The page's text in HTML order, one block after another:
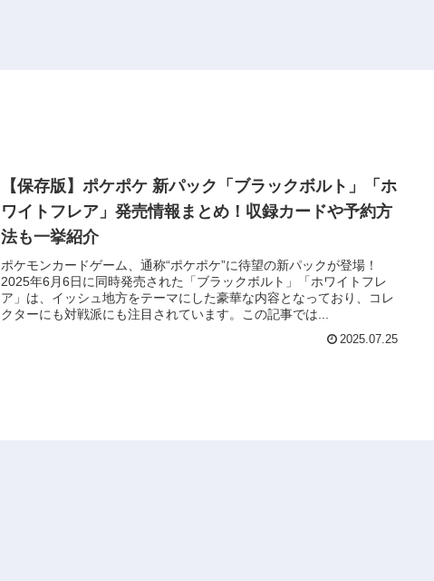
【保存版】ポケポケ 新パック「ブラックボルト」「ホ
ワイトフレア」発売情報まとめ！収録カードや予約方
法も一挙紹介
ポケモンカードゲーム、通称“ポケポケ”に待望の新パックが登場！
2025年6月6日に同時発売された「ブラックボルト」「ホワイトフレ
ア」は、イッシュ地方をテーマにした豪華な内容となっており、コレ
クターにも対戦派にも注目されています。この記事では...
2025.07.25